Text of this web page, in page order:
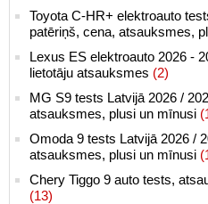
Toyota C-HR+ elektroauto
patēriņš, cena, atsauksmes,
Lexus ES elektroauto 2026 -
lietotāju atsauksmes (2)
MG S9 tests Latvijā 2026 /
atsauksmes, plusi un mīnusi
Omoda 9 tests Latvijā 2026 /
atsauksmes, plusi un mīnusi
Chery Tiggo 9 auto tests,
(13)